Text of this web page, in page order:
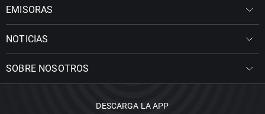
EMISORAS
NOTICIAS
SOBRE NOSOTROS
DESCARGA LA APP